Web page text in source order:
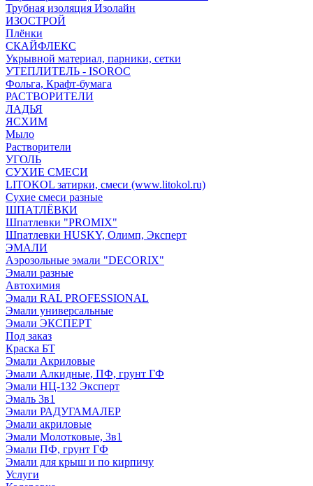
Трубная изоляция Изолайн
ИЗОСТРОЙ
Плёнки
СКАЙФЛЕКС
Укрывной материал, парники, сетки
УТЕПЛИТЕЛЬ - ISOROC
Фольга, Крафт-бумага
РАСТВОРИТЕЛИ
ЛАДЬЯ
ЯСХИМ
Мыло
Растворители
УГОЛЬ
СУХИЕ СМЕСИ
LITOKOL затирки, смеси (www.litokol.ru)
Сухие смеси разные
ШПАТЛЁВКИ
Шпатлевки "PROMIX"
Шпатлевки HUSKY, Олимп, Эксперт
ЭМАЛИ
Аэрозольные эмали "DECORIX"
Эмали разные
Автохимия
Эмали RAL PROFESSIONAL
Эмали универсальные
Эмали ЭКСПЕРТ
Под заказ
Краска БТ
Эмали Акриловые
Эмали Алкидные, ПФ, грунт ГФ
Эмали НЦ-132 Эксперт
Эмаль 3в1
Эмали РАДУГАМАЛЕР
Эмали акриловые
Эмали Молотковые, 3в1
Эмали ПФ, грунт ГФ
Эмали для крыш и по кирпичу
Услуги